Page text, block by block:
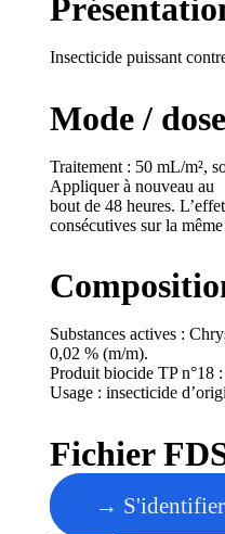
Insecticide puissant
Mode /
Traitement : 50 mL/m²,
Appliquer à nouveau au
bout de 48 heures.
consécutives sur la
Substances actives :
0,02 % (m/m).
Produit biocide TP n°18
Usage : insecticide
Fichier
→ S'identifier